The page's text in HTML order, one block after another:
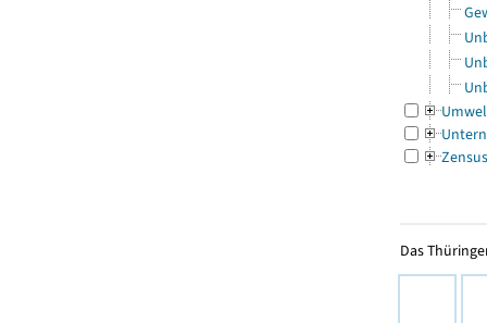
Zensus
Das